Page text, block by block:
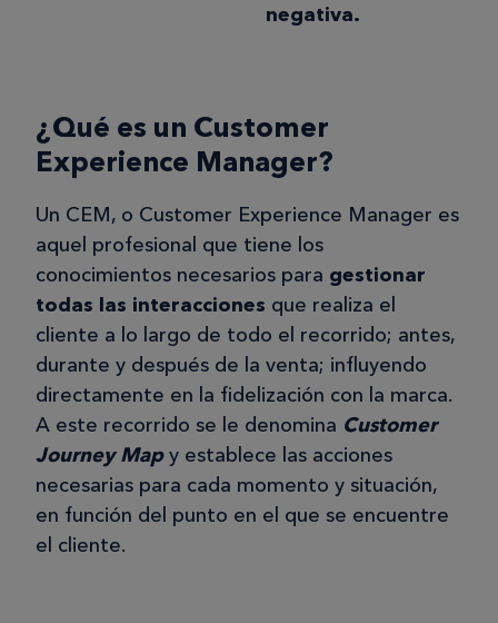
negativa.
¿Qué es un Customer
Experience Manager?
Un CEM, o Customer Experience Manager es
aquel profesional que tiene los
conocimientos necesarios para gestionar
todas las interacciones que realiza el
cliente a lo largo de todo el recorrido; antes,
durante y después de la venta; influyendo
directamente en la fidelización con la marca.
A este recorrido se le denomina Customer
Journey Mapy establece las acciones
necesarias para cada momento y situación,
en función del punto en el que se encuentre
el cliente.